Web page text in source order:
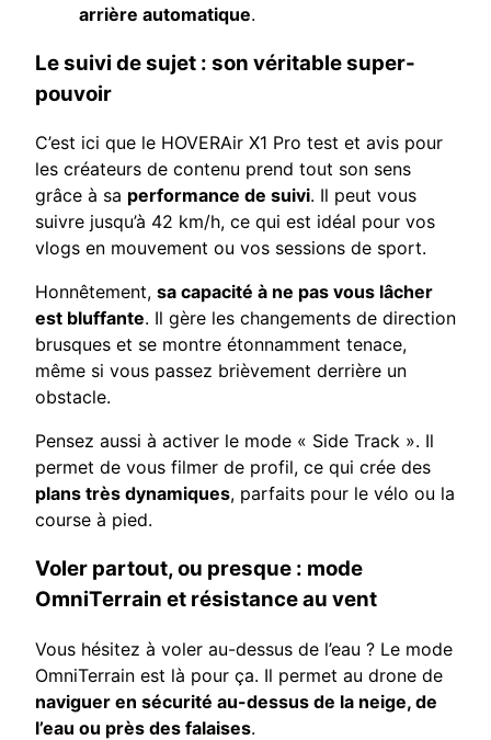
arrière automatique.
Le suivi de sujet : son véritable super-
pouvoir
C’est ici que le HOVERAir X1 Pro test et avis pour
les créateurs de contenu prend tout son sens
grâce à sa performance de suivi. Il peut vous
suivre jusqu’à 42 km/h, ce qui est idéal pour vos
vlogs en mouvement ou vos sessions de sport.
Honnêtement, sa capacité à ne pas vous lâcher
est bluffante. Il gère les changements de direction
brusques et se montre étonnamment tenace,
même si vous passez brièvement derrière un
obstacle.
Pensez aussi à activer le mode « Side Track ». Il
permet de vous filmer de profil, ce qui crée des
plans très dynamiques, parfaits pour le vélo ou la
course à pied.
Voler partout, ou presque : mode
OmniTerrain et résistance au vent
Vous hésitez à voler au-dessus de l’eau ? Le mode
OmniTerrain est là pour ça. Il permet au drone de
naviguer en sécurité au-dessus de la neige, de
l’eau ou près des falaises.